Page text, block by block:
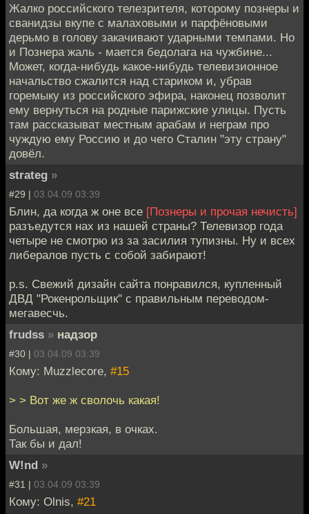
Жалко российского телезрителя, которому познеры и
сванидзы вкупе с малаховыми и парфёновыми
дерьмо в голову закачивают ударными темпами. Но
и Познера жаль - мается бедолага на чужбине...
Может, когда-нибудь какое-нибудь телевизионное
начальство сжалится над стариком и, убрав
горемыку из российского эфира, наконец позволит
ему вернуться на родные парижские улицы. Пусть
там рассказыват местным арабам и неграм про
чуждую ему Россию и до чего Сталин "эту страну"
довёл.
strateg »
#29 | 03.04.09 03:39
Блин, да когда ж оне все [Познеры и прочая нечисть]
разъедутся нах из нашей страны? Телевизор года
четыре не смотрю из за засилия тупизны. Ну и всех
либералов пусть с собой забирают!
p.s. Свежий дизайн сайта понравился, купленный
ДВД "Рокенрольщик" с правильным переводом-
мегавесчь.
frudss » надзор
#30 | 03.04.09 03:39
Кому: Muzzlecore, #15
> > Вот же ж сволочь какая!
Большая, мерзкая, в очках.
Так бы и дал!
W!nd »
#31 | 03.04.09 03:39
Кому: Olnis, #21